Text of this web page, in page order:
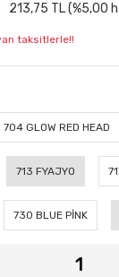
213,75 TL (%5,00
taksitlerle!!
704 GLOW RED HEAD
713 FYAJYO
730 BLUE PİNK